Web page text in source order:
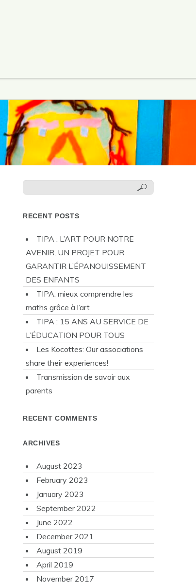
RECENT POSTS
TIPA : L’ART POUR NOTRE
AVENIR, UN PROJET POUR
GARANTIR L’ÉPANOUISSEMENT
DES ENFANTS
TIPA: mieux comprendre les
maths grâce à l’art
TIPA : 15 ANS AU SERVICE DE
L’ÉDUCATION POUR TOUS
Les Kocottes: Our associations
share their experiences!
Transmission de savoir aux
parents
RECENT COMMENTS
ARCHIVES
August 2023
February 2023
January 2023
September 2022
June 2022
December 2021
August 2019
April 2019
November 2017